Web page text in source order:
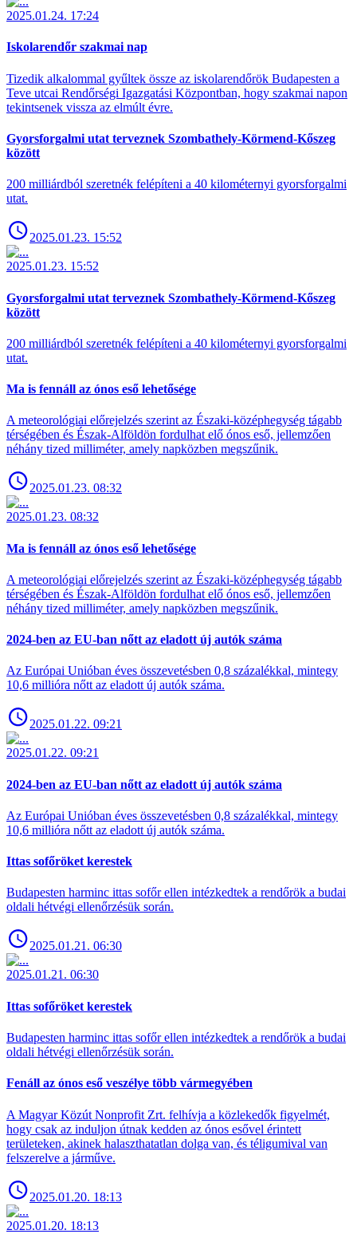
2025.01.24. 17:24
Iskolarendőr szakmai nap
Tizedik alkalommal gyűltek össze az iskolarendőrök Budapesten a
Teve utcai Rendőrségi Igazgatási Központban, hogy szakmai napon
tekintsenek vissza az elmúlt évre.
Gyorsforgalmi utat terveznek Szombathely-Körmend-Kőszeg
között
200 milliárdból szeretnék felépíteni a 40 kilométernyi gyorsforgalmi
utat.
2025.01.23. 15:52
2025.01.23. 15:52
Gyorsforgalmi utat terveznek Szombathely-Körmend-Kőszeg
között
200 milliárdból szeretnék felépíteni a 40 kilométernyi gyorsforgalmi
utat.
Ma is fennáll az ónos eső lehetősége
A meteorológiai előrejelzés szerint az Északi-középhegység tágabb
térségében és Észak-Alföldön fordulhat elő ónos eső, jellemzően
néhány tized milliméter, amely napközben megszűnik.
2025.01.23. 08:32
2025.01.23. 08:32
Ma is fennáll az ónos eső lehetősége
A meteorológiai előrejelzés szerint az Északi-középhegység tágabb
térségében és Észak-Alföldön fordulhat elő ónos eső, jellemzően
néhány tized milliméter, amely napközben megszűnik.
2024-ben az EU-ban nőtt az eladott új autók száma
Az Európai Unióban éves összevetésben 0,8 százalékkal, mintegy
10,6 millióra nőtt az eladott új autók száma.
2025.01.22. 09:21
2025.01.22. 09:21
2024-ben az EU-ban nőtt az eladott új autók száma
Az Európai Unióban éves összevetésben 0,8 százalékkal, mintegy
10,6 millióra nőtt az eladott új autók száma.
Ittas sofőröket kerestek
Budapesten harminc ittas sofőr ellen intézkedtek a rendőrök a budai
oldali hétvégi ellenőrzésük során.
2025.01.21. 06:30
2025.01.21. 06:30
Ittas sofőröket kerestek
Budapesten harminc ittas sofőr ellen intézkedtek a rendőrök a budai
oldali hétvégi ellenőrzésük során.
Fenáll az ónos eső veszélye több vármegyében
A Magyar Közút Nonprofit Zrt. felhívja a közlekedők figyelmét,
hogy csak az induljon útnak kedden az ónos esővel érintett
területeken, akinek halaszthatatlan dolga van, és téligumival van
felszerelve a járműve.
2025.01.20. 18:13
2025.01.20. 18:13